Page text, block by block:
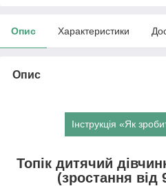
Опис Характеристики
Опис
Інструкція «Як
Топік дитячий
(зростання від